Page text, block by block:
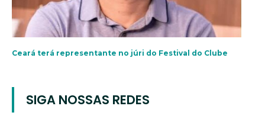
Ceará terá representante no júri do Festival do Clube
SIGA NOSSAS REDES